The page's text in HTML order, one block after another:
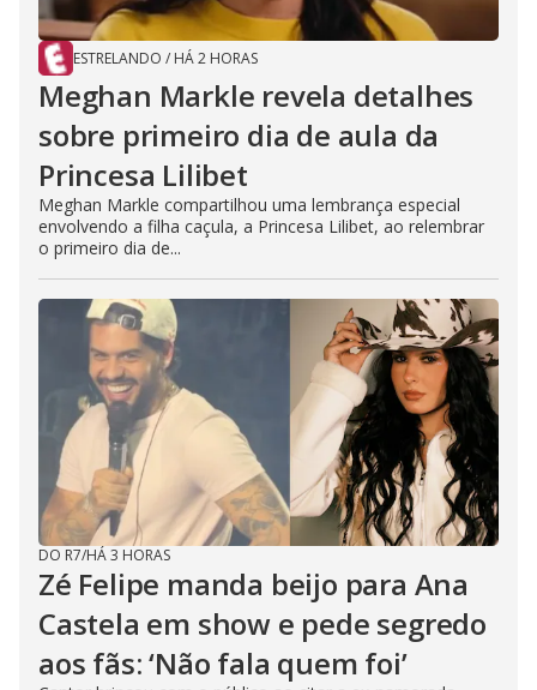
ESTRELANDO / HÁ 2 HORAS
Meghan Markle revela detalhes
sobre primeiro dia de aula da
Princesa Lilibet
Meghan Markle compartilhou uma lembrança especial
envolvendo a filha caçula, a Princesa Lilibet, ao relembrar
o primeiro dia de...
DO R7/HÁ 3 HORAS
Zé Felipe manda beijo para Ana
Castela em show e pede segredo
aos fãs: ‘Não fala quem foi’